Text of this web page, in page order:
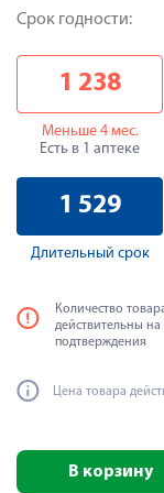
Срок годности:
1 238
Меньше 4 мес.
Есть в 1 аптеке
1 529
Длительный срок
Количество
действительны
подтверждения
Цена товара
В корзину